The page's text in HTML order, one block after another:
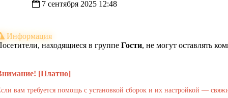
7 сентября 2025 12:48
Информация
находящиеся в группе Гости, не могут оставлять
[Платно]
вам требуется помощь с установкой сборок и их настройкой —